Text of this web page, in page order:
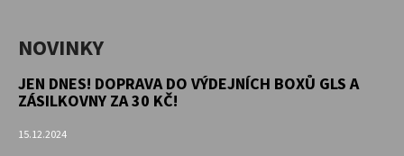
NOVINKY
JEN DNES! DOPRAVA DO VÝDEJNÍCH BOXŮ GLS A
ZÁSILKOVNY ZA 30 KČ!
15.12.2024